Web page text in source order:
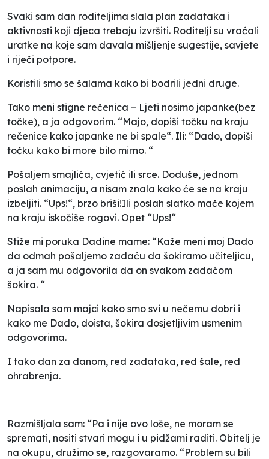
Svaki sam dan roditeljima slala plan zadataka i
aktivnosti koji djeca trebaju izvršiti. Roditelji su vraćali
uratke na koje sam davala mišljenje sugestije, savjete
i riječi potpore.
Koristili smo se šalama kako bi bodrili jedni druge.
Tako meni stigne rečenica – Ljeti nosimo japanke(bez
točke), a ja odgovorim. “Majo, dopiši točku na kraju
rečenice kako japanke ne bi spale“. Ili: “Dado, dopiši
točku kako bi more bilo mirno. “
Pošaljem smajlića, cvjetić ili srce. Doduše, jednom
poslah animaciju, a nisam znala kako će se na kraju
izbeljiti. “Ups!“, brzo briši!Ili poslah slatko mače kojem
na kraju iskočiše rogovi. Opet “Ups!“
Stiže mi poruka Dadine mame: “Kaže meni moj Dado
da odmah pošaljemo zadaću da šokiramo učiteljicu,
a ja sam mu odgovorila da on svakom zadaćom
šokira. “
Napisala sam majci kako smo svi u nečemu dobri i
kako me Dado, doista, šokira dosjetljivim usmenim
odgovorima.
I tako dan za danom, red zadataka, red šale, red
ohrabrenja.
Razmišljala sam: “Pa i nije ovo loše, ne moram se
spremati, nositi stvari mogu i u pidžami raditi. Obitelj je
na okupu, družimo se, razgovaramo. “Problem su bili